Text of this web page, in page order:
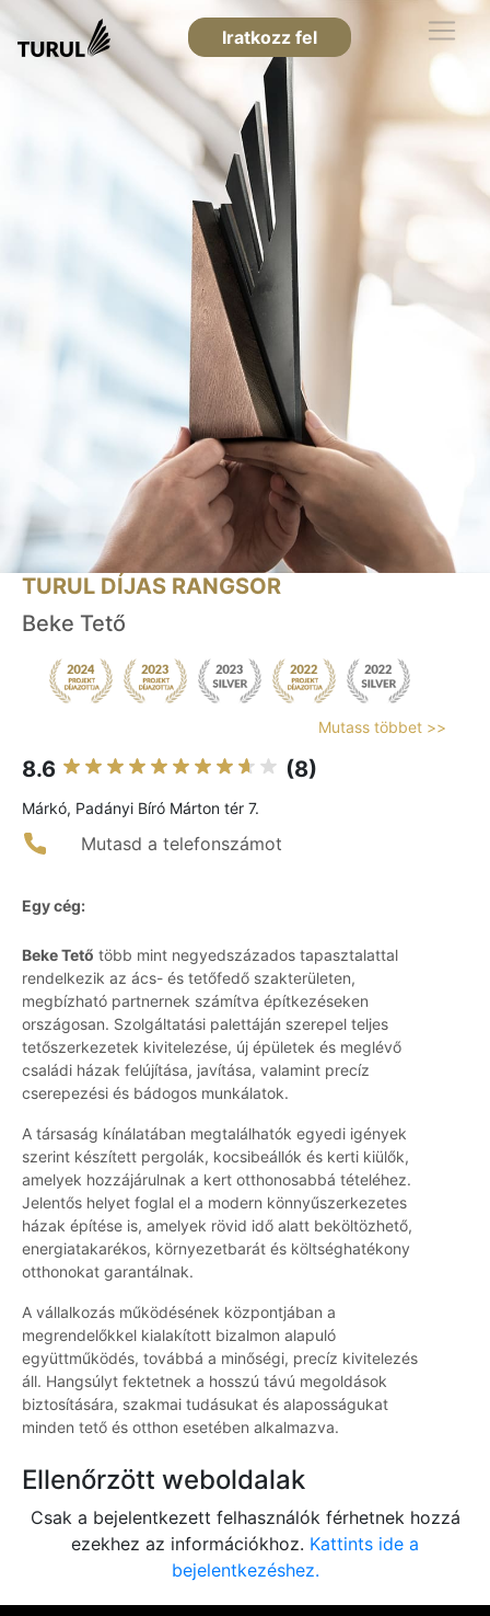
Iratkozz fel
TURUL DÍJAS RANGSOR
Beke Tető
Mutass többet >>
8.6 (8)
Márkó, Padányi Bíró Márton tér 7.
Mutasd a telefonszámot
Egy cég:
Beke Tető több mint negyedszázados tapasztalattal
rendelkezik az ács- és tetőfedő szakterületen,
megbízható partnernek számítva építkezéseken
országosan. Szolgáltatási palettáján szerepel teljes
tetőszerkezetek kivitelezése, új épületek és meglévő
családi házak felújítása, javítása, valamint precíz
cserepezési és bádogos munkálatok.
A társaság kínálatában megtalálhatók egyedi igények
szerint készített pergolák, kocsibeállók és kerti kiülők,
amelyek hozzájárulnak a kert otthonosabbá tételéhez.
Jelentős helyet foglal el a modern könnyűszerkezetes
házak építése is, amelyek rövid idő alatt beköltözhető,
energiatakarékos, környezetbarát és költséghatékony
otthonokat garantálnak.
A vállalkozás működésének központjában a
megrendelőkkel kialakított bizalmon alapuló
együttműködés, továbbá a minőségi, precíz kivitelezés
áll. Hangsúlyt fektetnek a hosszú távú megoldások
biztosítására, szakmai tudásukat és alaposságukat
minden tető és otthon esetében alkalmazva.
Ellenőrzött weboldalak
Csak a bejelentkezett felhasználók férhetnek hozzá
ezekhez az információkhoz. Kattints ide a
bejelentkezéshez.